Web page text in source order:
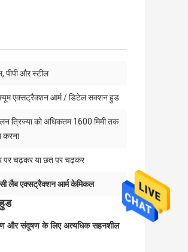
पीपी और स्टील
एक्सट्रैक्शन आर्म / डिटेल सक्शन हुड
त्रिज्या को अधिकतम 1600 मिमी तक
करना
पर चढ़कर या छत पर चढ़कर
लैब एक्सट्रैक्शन आर्म केमिकल
और संदूषण के लिए अत्यधिक सहनशील